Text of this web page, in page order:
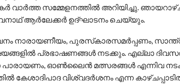
വാര്‍ത്ത സമ്മേളനത്തില്‍ അറിയിച്ചു.
ആര്‍ലേക്കര്‍ ഉദ്ഘാടനം ചെയ്യും.
നാരായണീയം, പുരസ്‌കാരസമര്‍പ്പണം,
പ്രഭാഷണങ്ങള്‍ നടക്കും. എല്ലാ
ഓണ്‍ലൈന്‍ മത്സരങ്ങള്‍ എന്നിവ
കേശാദിപാദ വിശ്വദര്‍ശനം എന്ന